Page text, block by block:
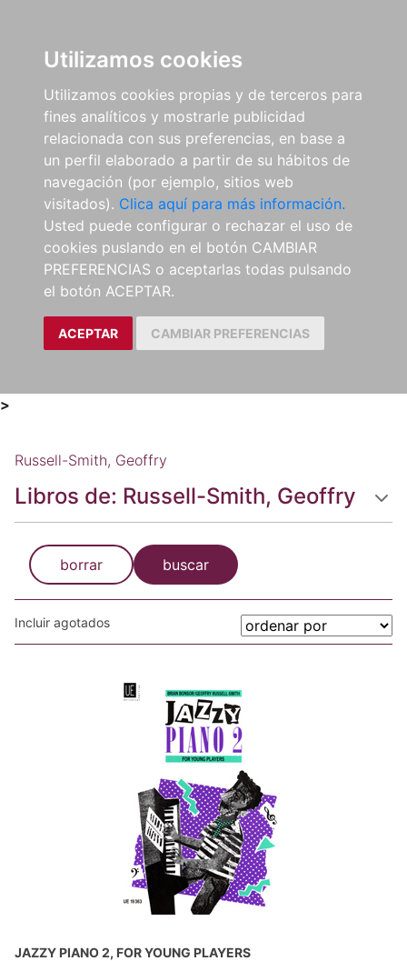
Utilizamos cookies
Utilizamos cookies propias y de terceros para
fines analíticos y mostrarle publicidad
relacionada con sus preferencias, en base a
un perfil elaborado a partir de su hábitos de
navegación (por ejemplo, sitios web
visitados). Clica aquí para más información.
Usted puede configurar o rechazar el uso de
cookies puslando en el botón CAMBIAR
PREFERENCIAS o aceptarlas todas pulsando
el botón ACEPTAR.
ACEPTAR CAMBIAR PREFERENCIAS
>
Russell-Smith, Geoffry
Libros de: Russell-Smith, Geoffry
borrar buscar
Incluir agotados
JAZZY PIANO 2, FOR YOUNG PLAYERS